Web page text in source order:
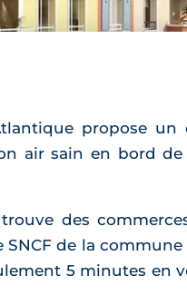
propose un
air sain en bord
des
de la
5 minutes en